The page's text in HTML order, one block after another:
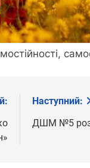
Наступний:
ДШМ №5